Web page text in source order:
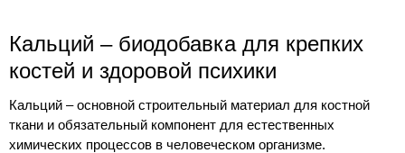
Кальций – биодобавка для крепких
костей и здоровой психики
Кальций – основной строительный материал для костной
ткани и обязательный компонент для естественных
химических процессов в человеческом организме.